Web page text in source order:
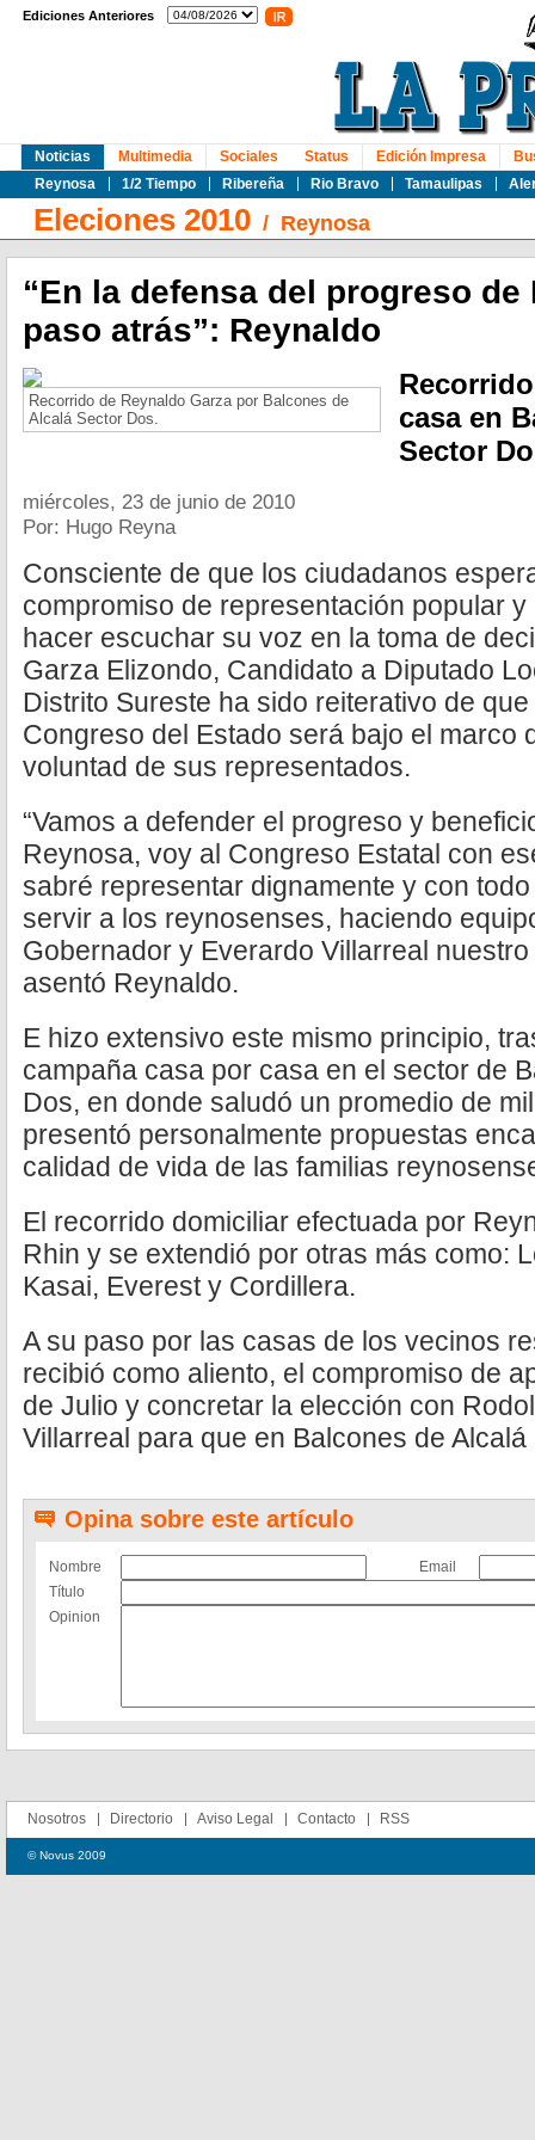
Ediciones Anteriores
Noticias
Reynosa
1/2 Tiempo Ribereña Rio Bravo Tamaulipas
Multimedia Sociales Status Edición Impresa
Eleciones 2010 / Reynosa
“En la defensa del progreso de
paso atrás”: Reynaldo
Recorrido de Reynaldo Garza por Balcones de
Alcalá Sector Dos.
casa en
Sector
miércoles, 23 de junio de 2010
Por: Hugo Reyna
Consciente de que los ciudadanos
compromiso de representación popular
hacer escuchar su voz en la toma de
Garza Elizondo, Candidato a Diputado
Distrito Sureste ha sido reiterativo de
Congreso del Estado será bajo el marco
voluntad de sus representados.
“Vamos a defender el progreso y
Reynosa, voy al Congreso Estatal con
sabré representar dignamente y con
servir a los reynosenses, haciendo
Gobernador y Everardo Villarreal
asentó Reynaldo.
E hizo extensivo este mismo principio,
campaña casa por casa en el sector de
Dos, en donde saludó un promedio de
presentó personalmente propuestas
calidad de vida de las familias
El recorrido domiciliar efectuada por
Rhin y se extendió por otras más como:
Kasai, Everest y Cordillera.
A su paso por las casas de los vecinos
recibió como aliento, el compromiso de
de Julio y concretar la elección con
Villarreal para que en Balcones de
Opina sobre este artículo
Nombre
Email
Título
Opinion
Nosotros Directorio Aviso Legal Contacto RSS
© Novus 2009